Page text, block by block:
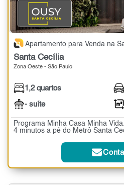
Apartamento para Venda na Santa
Santa Cecília
Zona Oeste - São Paulo
1,2 quartos
- suíte
Programa Minha Casa Minha Vida.
4 minutos a pé do Metrô Santa